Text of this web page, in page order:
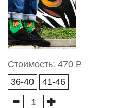
Стоимость: 470 Р
36-40
41-46